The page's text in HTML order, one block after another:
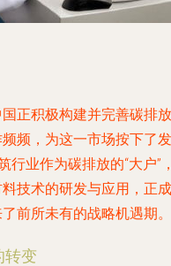
正积极构建并完善碳排放
频，为这一市场按下了发
行业作为碳排放的“大户”
技术的研发与应用，正成
前所未有的战略机遇期。
转变